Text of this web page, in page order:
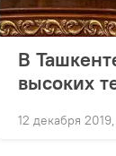
В
высоких
12 декабря